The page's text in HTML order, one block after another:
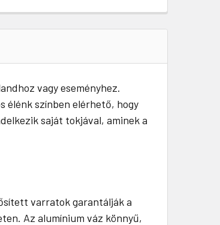
vagy eseményhez.
élénk színben elérhető, hogy
saját tokjával, aminek a
varratok garantálják a
Az alumínium váz könnyű,